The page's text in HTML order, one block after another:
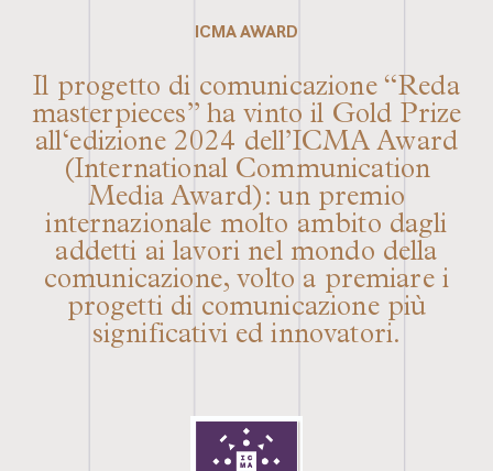
ICMA AWARD
Il progetto di comunicazione “Reda
masterpieces” ha vinto il Gold Prize
all‘edizione 2024 dell’ICMA Award
(International Communication
Media Award): un premio
internazionale molto ambito dagli
addetti ai lavori nel mondo della
comunicazione, volto a premiare i
progetti di comunicazione più
significativi ed innovatori.